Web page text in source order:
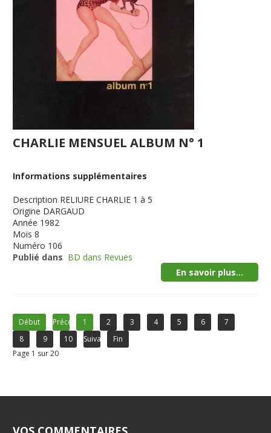
CHARLIE MENSUEL ALBUM N° 1
Informations supplémentaires
Description RELIURE CHARLIE 1 à 5
Origine DARGAUD
Année 1982
Mois 8
Numéro 106
Publié dans BD dans Revues
En savoir plus...
Début Précédent1 2 3 4 5 6
7
8
9 10 Suivant
Fin
Page 1 sur 20